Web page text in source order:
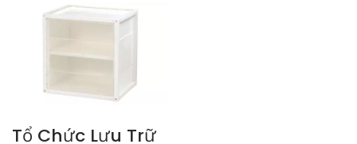
Tổ Chức Lưu Trữ